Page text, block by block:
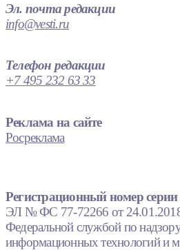
Эл. почта редакции
info@vesti.ru
Телефон редакции
+7 495 232 63 33
Реклама на сайте
Росреклама
Регистрационный номер серии
ЭЛ № ФС 77-72266 от
Федеральной службой по
информационных технологий и